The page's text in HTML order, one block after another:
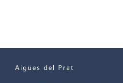
Aigües del Prat